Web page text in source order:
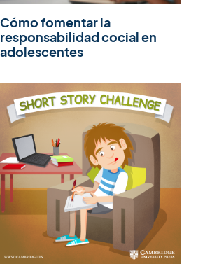
Cómo fomentar la
responsabilidad cocial en
adolescentes